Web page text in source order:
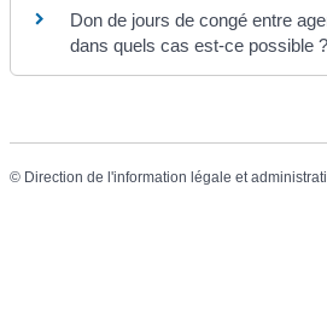
Don de jours de congé entre
dans quels cas est-ce possible ?
© Direction de l'information légale et